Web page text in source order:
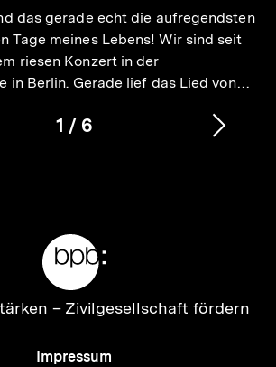
das gerade echt die aufregendsten
Tage meines Lebens! Wir sind seit
riesen Konzert in der
in Berlin. Gerade lief das Lied von…
Karussellinhalt
1
von
/ 6
– Zivilgesellschaft fördern
Meta-
Impressum